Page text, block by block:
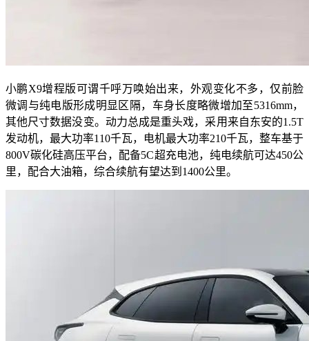
小鹏X9增程版可谓千呼万唤始出来，外观变化不多，仅前脸
微调与纯电版形成明显区隔，车身长度略微增加至5316mm，
其他尺寸数据没变。动力总成是重头戏，采用来自东安的1.5T
发动机，最大功率110千瓦，电机最大功率210千瓦，整车基于
800V碳化硅高压平台，配备5C超充电池，纯电续航可达450公
里，配合大油箱，综合续航有望达到1400公里。